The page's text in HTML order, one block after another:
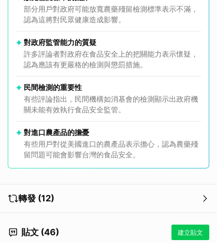
部分用戶對政府可能放寬農藥殘留檢測標準表示不滿，
認為這將對民眾健康造成影響。
對政府監管能力的質疑
許多評論者對政府在食品安全上的把關能力表示懷疑，
認為應該有更嚴格的檢測與懲罰措施。
民間檢測的重要性
有些評論指出，民間機構如消基會的檢測顯示出政府機
關未能有效執行食品安全監管。
對進口農產品的擔憂
有些用戶對從美國進口的農產品表示擔心，認為農藥殘
留問題可能會影響台灣的食品安全。
轉發 (12)
貼文 (46) 建立貼文